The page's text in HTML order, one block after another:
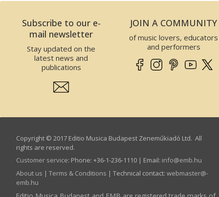
Subscribe to our e-
mail newsletter
Stay updated on the
latest news and
publications
JOIN A COMMUNITY
of music lovers, educators
and performers
Copyright © 2017 Editio Musica Budapest Zeneműkiadó Ltd. All
rights are reserved.
Customer service: Phone: +36-1-236-1110 | Email: info­@­emb.hu
About us | Terms & Conditions | Technical contact: webmaster­@­
emb.hu